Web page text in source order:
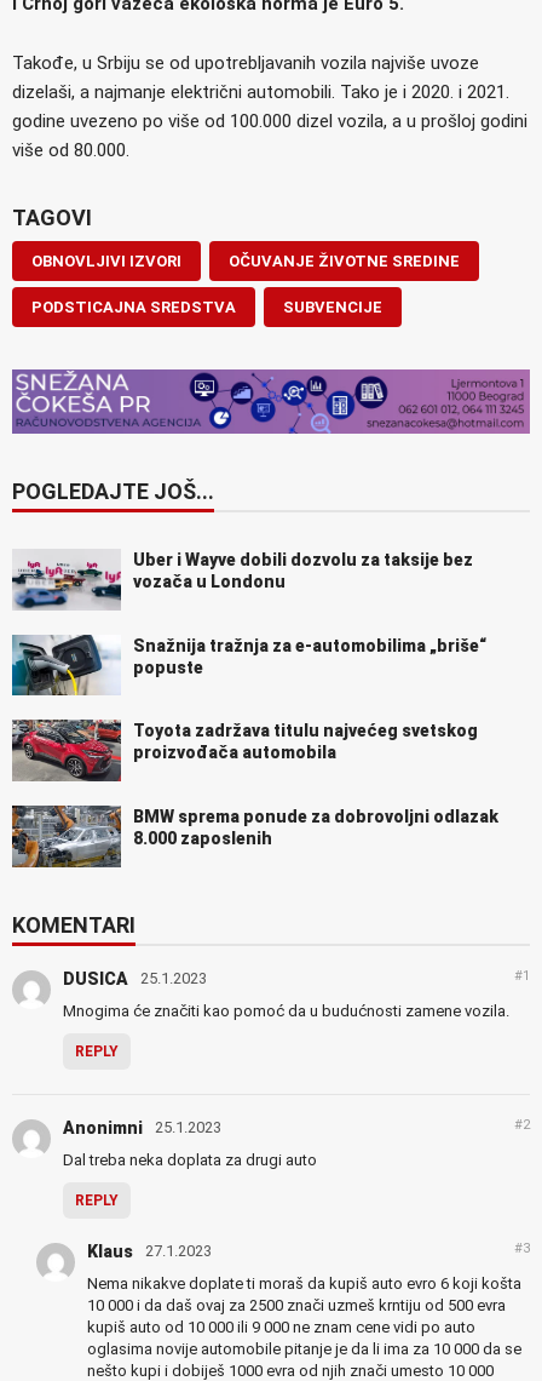
Takođe, u Srbiju se od upotrebljavanih vozila najviše uvoze
dizelaši, a najmanje električni automobili. Tako je i 2020. i 2021.
godine uvezeno po više od 100.000 dizel vozila, a u prošloj godini
više od 80.000.
TAGOVI
OBNOVLJIVI IZVORI OČUVANJE ŽIVOTNE SREDINE
PODSTICAJNA SREDSTVA SUBVENCIJE
POGLEDAJTE JOŠ...
Uber i Wayve dobili dozvolu za taksije bez
vozača u Londonu
Snažnija tražnja za e-automobilima „briše“
popuste
Toyota zadržava titulu najvećeg svetskog
proizvođača automobila
BMW sprema ponude za dobrovoljni odlazak
8.000 zaposlenih
KOMENTARI
DUSICA 25.1.2023 #1
Mnogima će značiti kao pomoć da u budućnosti zamene vozila.
REPLY
Anonimni 25.1.2023 #2
Dal treba neka doplata za drugi auto
REPLY
Klaus 27.1.2023 #3
Nema nikakve doplate ti moraš da kupiš auto evro 6 koji košta
10 000 i da daš ovaj za 2500 znači uzmeš krntiju od 500 evra
kupiš auto od 10 000 ili 9 000 ne znam cene vidi po auto
oglasima novije automobile pitanje je da li ima za 10 000 da se
nešto kupi i dobiješ 1000 evra od njih znači umesto 10 000